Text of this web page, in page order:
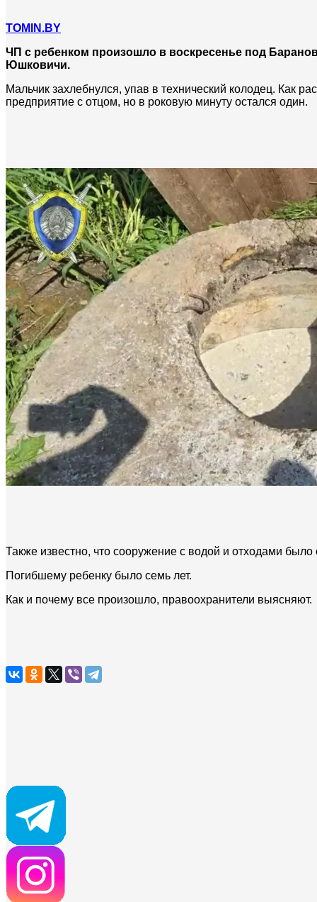
TOMIN.BY
ЧП с ребенком произошло в воскресенье под
Юшковичи.
Мальчик захлебнулся, упав в технический колодец. Как
предприятие с отцом, но в роковую минуту остался один.
Также известно, что сооружение с водой и отходами было
Погибшему ребенку было семь лет.
Как и почему все произошло, правоохранители выясняют.